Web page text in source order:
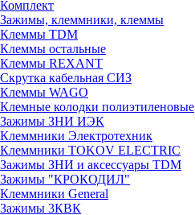
Комплект
Зажимы, клеммники, клеммы
Клеммы TDM
Клеммы остальные
Клеммы REXANT
Скрутка кабельная СИЗ
Клеммы WAGO
Клемные колодки полиэтиленовые
Зажимы ЗНИ ИЭК
Клеммники Электротехник
Клеммники TOKOV ELECTRIC
Зажимы ЗНИ и аксессуары TDM
Зажимы "КРОКОДИЛ"
Клеммники General
Зажимы 3КВК